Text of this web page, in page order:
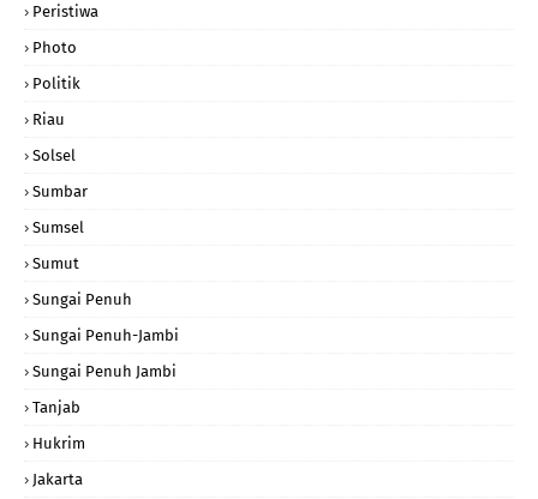
Peristiwa
Photo
Politik
Riau
Solsel
Sumbar
Sumsel
Sumut
Sungai Penuh
Sungai Penuh-Jambi
Sungai Penuh Jambi
Tanjab
Hukrim
Jakarta